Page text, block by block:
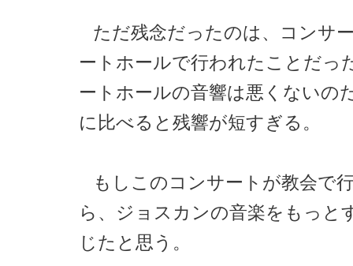
ただ残念だったのは、コンサ
ートホールで行われたことだっ
ートホールの音響は悪くないの
に比べると残響が短すぎる。
もしこのコンサートが教会で
ら、ジョスカンの音楽をもっと
じたと思う。